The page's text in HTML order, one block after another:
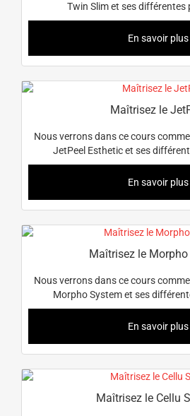
Twin Slim et ses différentes
En savoir plus
Maîtrisez le
Nous verrons dans ce cours
JetPeel Esthetic et ses
En savoir plus
Maîtrisez le
Nous verrons dans ce cours
Morpho System et ses
En savoir plus
Maîtrisez le Cellu